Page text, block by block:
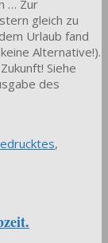
… Zur
gleich zu
Urlaub fand
Alternative!).
Siehe
des
,